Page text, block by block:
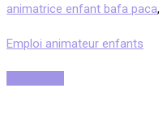
animatrice enfant bafa paca,
Emploi animateur enfants